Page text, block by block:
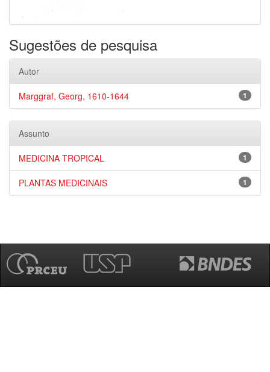
Sugestões de pesquisa
Autor
1
Marggraf, Georg, 1610-1644
Assunto
1
MEDICINA TROPICAL
1
PLANTAS MEDICINAIS